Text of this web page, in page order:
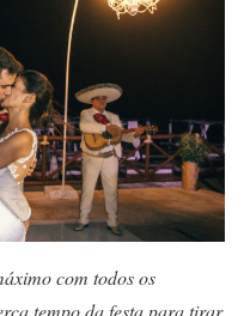
com todos os
tempo da festa para tirar